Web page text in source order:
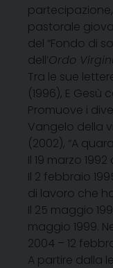
pastorale
del “Fondo di
dell’Ordo
Tra le sue
(1996), E Gesù
Promuove i
Vangelo della
(2002), “A
Il 19 marzo
Il 2 febbraio
di lavoro che
Il 25 maggio
maggio 1999.
2004 – 12
A partire dalla